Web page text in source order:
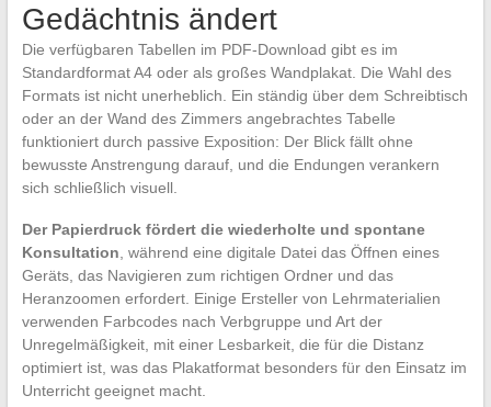
Gedächtnis ändert
Die verfügbaren Tabellen im PDF-Download gibt es im
Standardformat A4 oder als großes Wandplakat. Die Wahl des
Formats ist nicht unerheblich. Ein ständig über dem Schreibtisch
oder an der Wand des Zimmers angebrachtes Tabelle
funktioniert durch passive Exposition: Der Blick fällt ohne
bewusste Anstrengung darauf, und die Endungen verankern
sich schließlich visuell.
Der Papierdruck fördert die wiederholte und spontane
Konsultation, während eine digitale Datei das Öffnen eines
Geräts, das Navigieren zum richtigen Ordner und das
Heranzoomen erfordert. Einige Ersteller von Lehrmaterialien
verwenden Farbcodes nach Verbgruppe und Art der
Unregelmäßigkeit, mit einer Lesbarkeit, die für die Distanz
optimiert ist, was das Plakatformat besonders für den Einsatz im
Unterricht geeignet macht.